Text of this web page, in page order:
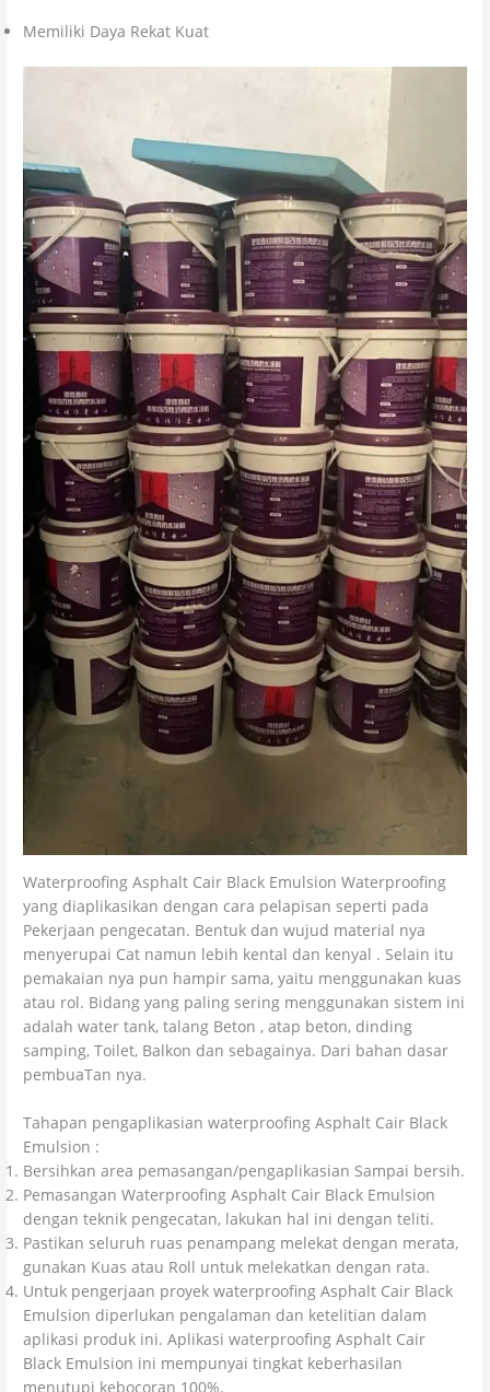
Memiliki Daya Rekat Kuat
Waterproofing Asphalt Cair Black Emulsion Waterproofing
yang diaplikasikan dengan cara pelapisan seperti pada
Pekerjaan pengecatan. Bentuk dan wujud material nya
menyerupai Cat namun lebih kental dan kenyal . Selain itu
pemakaian nya pun hampir sama, yaitu menggunakan kuas
atau rol. Bidang yang paling sering menggunakan sistem ini
adalah water tank, talang Beton , atap beton, dinding
samping, Toilet, Balkon dan sebagainya. Dari bahan dasar
pembuaTan nya.
Tahapan pengaplikasian waterproofing Asphalt Cair Black
Emulsion :
Bersihkan area pemasangan/pengaplikasian Sampai bersih.
Pemasangan Waterproofing Asphalt Cair Black Emulsion
dengan teknik pengecatan, lakukan hal ini dengan teliti.
Pastikan seluruh ruas penampang melekat dengan merata,
gunakan Kuas atau Roll untuk melekatkan dengan rata.
Untuk pengerjaan proyek waterproofing Asphalt Cair Black
Emulsion diperlukan pengalaman dan ketelitian dalam
aplikasi produk ini. Aplikasi waterproofing Asphalt Cair
Black Emulsion ini mempunyai tingkat keberhasilan
menutupi kebocoran 100%.